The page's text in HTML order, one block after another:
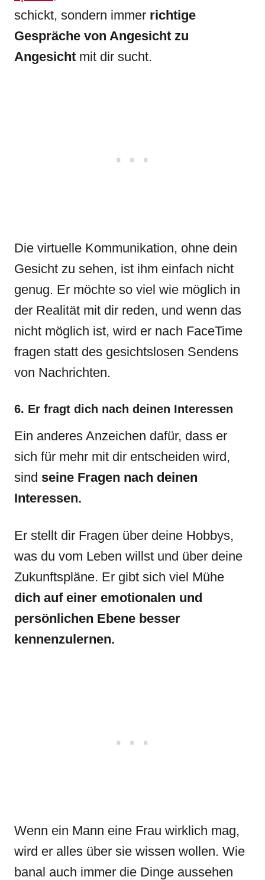
schickt, sondern immer richtige
Gespräche von Angesicht zu
Angesicht mit dir sucht.
Die virtuelle Kommunikation, ohne dein
Gesicht zu sehen, ist ihm einfach nicht
genug. Er möchte so viel wie möglich in
der Realität mit dir reden, und wenn das
nicht möglich ist, wird er nach FaceTime
fragen statt des gesichtslosen Sendens
von Nachrichten.
6. Er fragt dich nach deinen Interessen
Ein anderes Anzeichen dafür, dass er
sich für mehr mit dir entscheiden wird,
sind seine Fragen nach deinen
Interessen.
Er stellt dir Fragen über deine Hobbys,
was du vom Leben willst und über deine
Zukunftspläne. Er gibt sich viel Mühe
dich auf einer emotionalen und
persönlichen Ebene besser
kennenzulernen.
Wenn ein Mann eine Frau wirklich mag,
wird er alles über sie wissen wollen. Wie
banal auch immer die Dinge aussehen